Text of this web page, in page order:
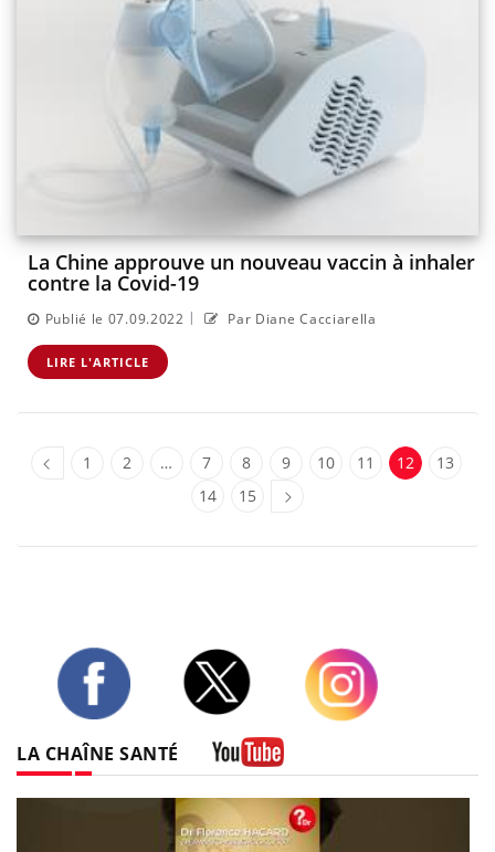
La Chine approuve un nouveau vaccin à inhaler
contre la Covid-19
Publié le 07.09.2022 | Par Diane Cacciarella
LIRE L'ARTICLE
1 2 … 7 8 9 10 11 12
13
14
15
LA CHAÎNE SANTÉ